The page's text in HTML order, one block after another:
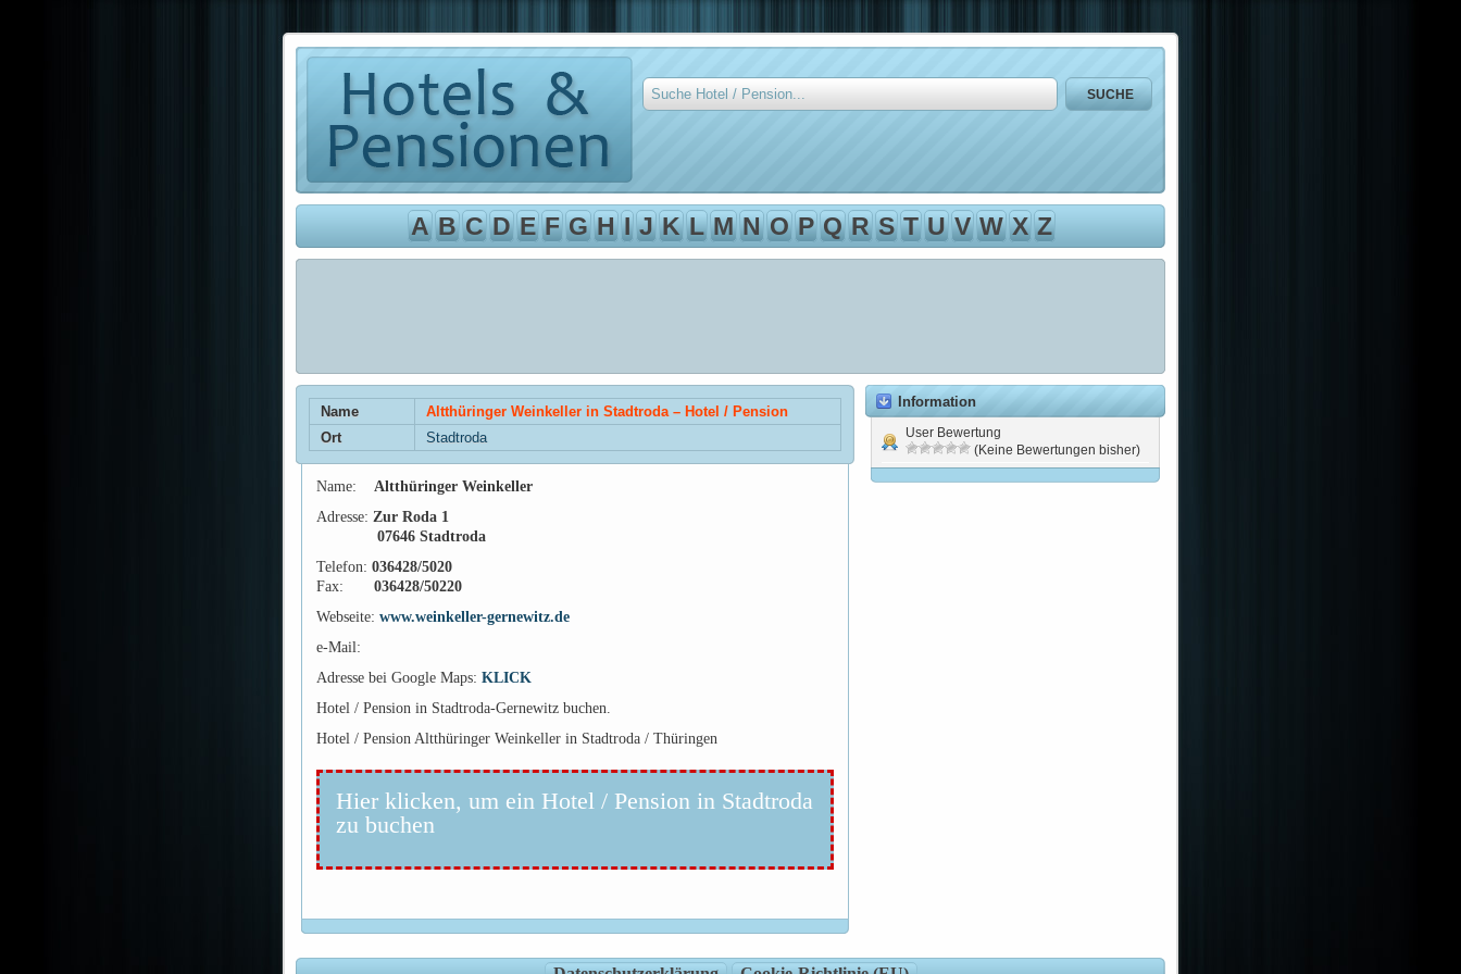
A B C D E F G H I J K L M N O P Q R S T U V W X Z
Name
Altthüringer Weinkeller in Stadtroda – Hotel / Pension
Ort
Stadtroda
Name: Altthüringer Weinkeller
Adresse: Zur Roda 1
07646 Stadtroda
Telefon: 036428/5020
Fax: 036428/50220
Webseite: www.weinkeller-gernewitz.de
e-Mail:
Adresse bei Google Maps: KLICK
Hotel / Pension in Stadtroda-Gernewitz buchen.
Hotel / Pension Altthüringer Weinkeller in Stadtroda / Thüringen
Hier klicken, um ein Hotel / Pension in Stadtroda
zu buchen
Information
User Bewertung
(Keine Bewertungen bisher)